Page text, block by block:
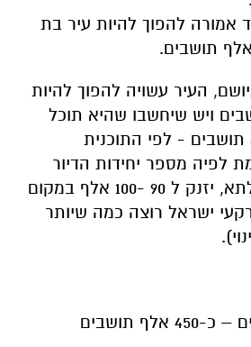
אמורה להפוך להיות עיר בת
העיר עשויה להפוך להיות
תושבים ויש שיחשבו שהיא תוכל
להגיע לכ 700 -800 תושבים - לפי התוכנית
לפיה מספר יחידות הדיור
בשטח שבמקום אלתא, יזנק ל 90 -100 אלף במקום
ישראל רוצה כמה שיותר
תושבים